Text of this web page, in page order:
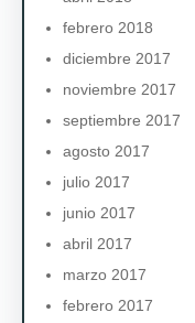
febrero 2018
diciembre 2017
noviembre 2017
septiembre 2017
agosto 2017
julio 2017
junio 2017
abril 2017
marzo 2017
febrero 2017